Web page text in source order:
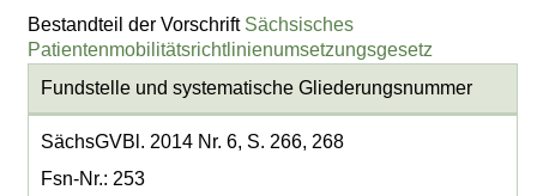
Bestandteil der Vorschrift Sächsisches
Patientenmobilitätsrichtlinienumsetzungsgesetz
Fundstelle und systematische Gliederungsnummer
SächsGVBl. 2014 Nr. 6, S. 266, 268
Fsn-Nr.: 253